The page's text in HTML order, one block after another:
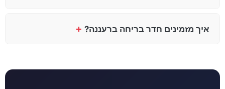
איך מזמינים חדר בריחה ברעננה? +